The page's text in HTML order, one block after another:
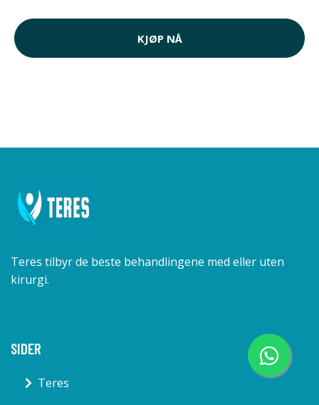
KJØP NÅ
Teres tilbyr de beste behandlingene med eller uten
kirurgi.
SIDER
Teres